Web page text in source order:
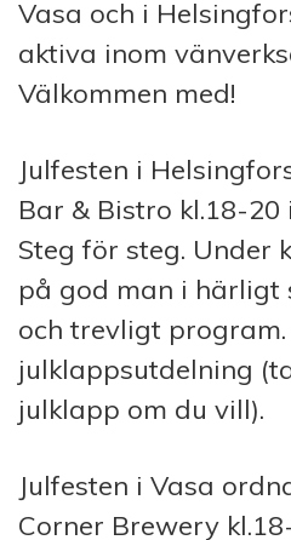
Vasa och i
aktiva inom
Välkommen med!
Julfesten i
Bar & Bistro kl.18-
Steg för steg. Under
på god man i härligt
och trevligt
julklappsutdelning
julklapp om du vill).
Julfesten i Vasa
Corner Brewery